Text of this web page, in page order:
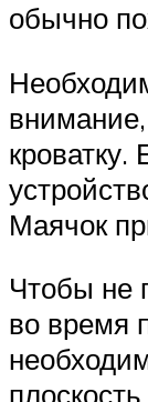
обычно
кроватку.
Маячок
Чтобы не
во время